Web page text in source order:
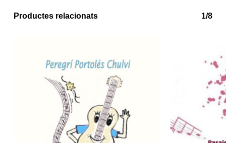
No hi ha productes a la cistella.
Go to shop
Productes relacionats 1/8